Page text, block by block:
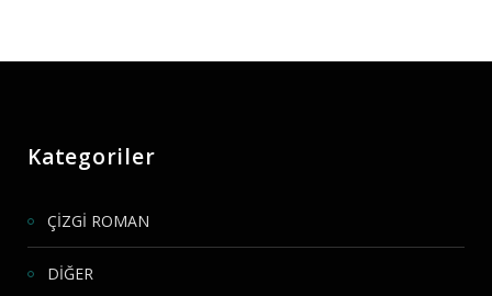
Kategoriler
ÇİZGİ ROMAN
DİĞER